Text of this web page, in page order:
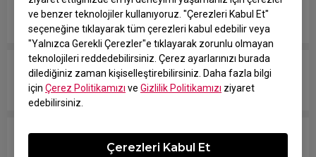
ve benzer teknolojiler kullanıyoruz. "Çerezleri Kabul Et"
seçeneğine tıklayarak tüm çerezleri kabul edebilir veya
"Yalnızca Gerekli Çerezler"e tıklayarak zorunlu olmayan
teknolojileri reddedebilirsiniz. Çerez ayarlarınızı burada
dilediğiniz zaman kişiselleştirebilirsiniz. Daha fazla bilgi
için Çerez Politikamızı ve Gizlilik Politikamızı ziyaret
edebilirsiniz.
Çerezleri Kabul Et
anda iki kablosuz mouse ile kullanabilir miyim?
Mouse'un önündeki kırmızı işaret ne anlama
geliyor?
Gelişmiş alıcının boyutları nelerdir?